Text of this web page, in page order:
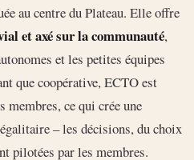
au centre du Plateau. Elle offre
et axé sur la communauté,
et les petites équipes
que coopérative, ECTO est
membres, ce qui crée une
– les décisions, du choix
pilotées par les membres.